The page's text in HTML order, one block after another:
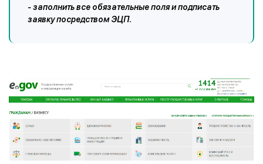
- заполнить все обязательные поля и подписать
заявку посредством ЭЦП.